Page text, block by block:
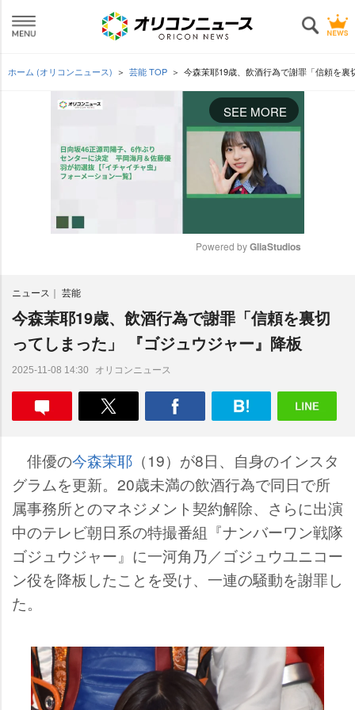
ホーム (オリコンニュース) 芸能 TOP 今森茉耶19歳、飲酒行為で謝罪「信頼を
SEE MORE
t
e
Powered by GliaStudios
ニュース 芸能
今森茉耶19歳、飲酒行為で謝罪「信頼を裏切
ってしまった」 『ゴジュウジャー』降板
2025-11-08 14:30 オリコンニュース
俳優の今森茉耶 （19）が8日、自身のインスタ
グラムを更新。20歳未満の飲酒行為で同日で所
属事務所とのマネジメント契約解除、さらに出演
中のテレビ朝日系の特撮番組『ナンバーワン戦隊
ゴジュウジャー』に一河角乃／ゴジュウユニコー
ン役を降板したことを受け、一連の騒動を謝罪し
た。